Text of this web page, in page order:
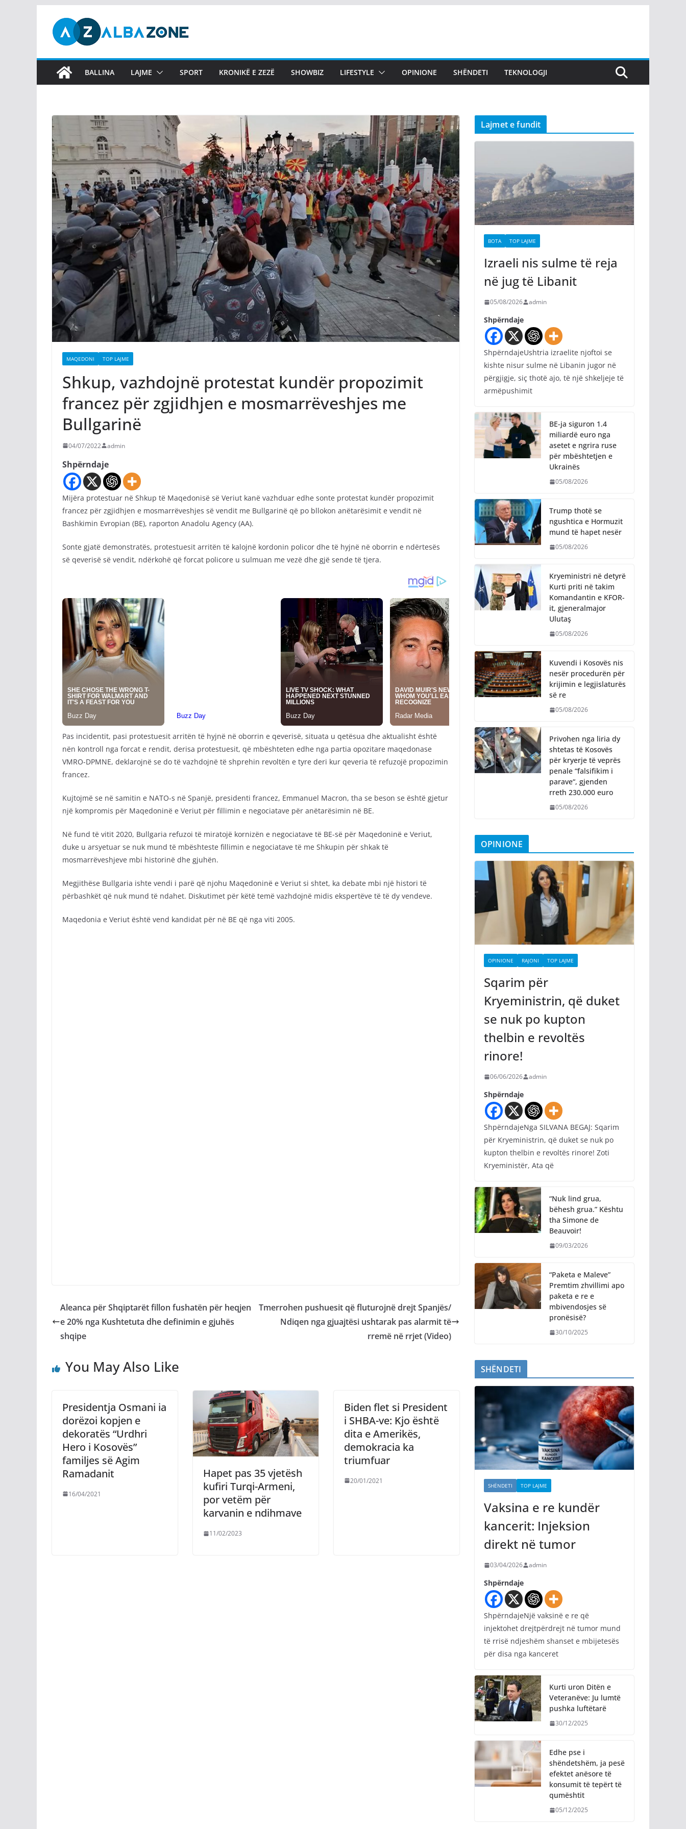
content
BALLINA LAJME SPORT KRONIKË E ZEZË SHOWBIZ LIFESTYLE OPINIONE SHËNDETI TEKNOLOGJI
MAQEDONI TOP LAJME
Shkup, vazhdojnë protestat kundër propozimit
francez për zgjidhjen e mosmarrëveshjes me
Bullgarinë
04/07/2022 admin
Shpërndaje
Mijëra protestuar në Shkup të Maqedonisë së Veriut kanë vazhduar edhe sonte protestat kundër propozimit
francez për zgjidhjen e mosmarrëveshjes së vendit me Bullgarinë që po bllokon anëtarësimit e vendit në
Bashkimin Evropian (BE), raporton Anadolu Agency (AA).
Sonte gjatë demonstratës, protestuesit arritën të kalojnë kordonin policor dhe të hyjnë në oborrin e ndërtesës
së qeverisë së vendit, ndërkohë që forcat policore u sulmuan me vezë dhe gjë sende të tjera.
Pas incidentit, pasi protestuesit arritën të hyjnë në oborrin e qeverisë, situata u qetësua dhe aktualisht është
nën kontroll nga forcat e rendit, derisa protestuesit, që mbështeten edhe nga partia opozitare maqedonase
VMRO-DPMNE, deklarojnë se do të vazhdojnë të shprehin revoltën e tyre deri kur qeveria të refuzojë propozimin
francez.
Kujtojmë se në samitin e NATO-s në Spanjë, presidenti francez, Emmanuel Macron, tha se beson se është gjetur
një kompromis për Maqedoninë e Veriut për fillimin e negociatave për anëtarësimin në BE.
Në fund të vitit 2020, Bullgaria refuzoi të miratojë kornizën e negociatave të BE-së për Maqedoninë e Veriut,
duke u arsyetuar se nuk mund të mbështeste fillimin e negociatave të me Shkupin për shkak të
mosmarrëveshjeve mbi historinë dhe gjuhën.
Megjithëse Bullgaria ishte vendi i parë që njohu Maqedoninë e Veriut si shtet, ka debate mbi një histori të
përbashkët që nuk mund të ndahet. Diskutimet për këtë temë vazhdojnë midis ekspertëve të të dy vendeve.
Maqedonia e Veriut është vend kandidat për në BE që nga viti 2005.
Aleanca për Shqiptarët fillon fushatën për heqjen
e 20% nga Kushtetuta dhe definimin e gjuhës
shqipe
Tmerrohen pushuesit që fluturojnë drejt Spanjës/
Ndiqen nga gjuajtësi ushtarak pas alarmit të
rremë në rrjet (Video)
You May Also Like
Presidentja Osmani ia
dorëzoi kopjen e
dekoratës “Urdhri
Hero i Kosovës”
familjes së Agim
Ramadanit
16/04/2021
Hapet pas 35 vjetësh
kufiri Turqi-Armeni,
por vetëm për
karvanin e ndihmave
11/02/2023
Biden flet si President
i SHBA-ve: Kjo është
dita e Amerikës,
demokracia ka
triumfuar
20/01/2021
Lajmet e fundit
BOTA TOP LAJME
Izraeli nis sulme të reja
në jug të Libanit
05/08/2026 admin
Shpërndaje
ShpërndajeUshtria izraelite njoftoi se
kishte nisur sulme në Libanin jugor në
përgjigje, siç thotë ajo, të një shkeljeje të
armëpushimit
BE-ja siguron 1.4
miliardë euro nga
asetet e ngrira ruse
për mbështetjen e
Ukrainës
05/08/2026
Trump thotë se
ngushtica e Hormuzit
mund të hapet nesër
05/08/2026
Kryeministri në detyrë
Kurti priti në takim
Komandantin e KFOR-
it, gjeneralmajor
Ulutaş
05/08/2026
Kuvendi i Kosovës nis
nesër procedurën për
krijimin e legjislaturës
së re
05/08/2026
Privohen nga liria dy
shtetas të Kosovës
për kryerje të veprës
penale “falsifikim i
parave“, gjenden
rreth 230.000 euro
05/08/2026
OPINIONE
OPINIONE RAJONI TOP LAJME
Sqarim për
Kryeministrin, që duket
se nuk po kupton
thelbin e revoltës
rinore!
06/06/2026 admin
Shpërndaje
ShpërndajeNga SILVANA BEGAJ: Sqarim
për Kryeministrin, që duket se nuk po
kupton thelbin e revoltës rinore! Zoti
Kryeministër, Ata që
“Nuk lind grua,
bëhesh grua.” Kështu
tha Simone de
Beauvoir!
09/03/2026
“Paketa e Maleve”
Premtim zhvillimi apo
paketa e re e
mbivendosjes së
pronësisë?
30/10/2025
SHËNDETI
SHËNDETI TOP LAJME
Vaksina e re kundër
kancerit: Injeksion
direkt në tumor
03/04/2026 admin
Shpërndaje
ShpërndajeNjë vaksinë e re që
injektohet drejtpërdrejt në tumor mund
të rrisë ndjeshëm shanset e mbijetesës
për disa nga kanceret
Kurti uron Ditën e
Veteranëve: Ju lumtë
pushka luftëtarë
30/12/2025
Edhe pse i
shëndetshëm, ja pesë
efektet anësore të
konsumit të tepërt të
qumështit
05/12/2025